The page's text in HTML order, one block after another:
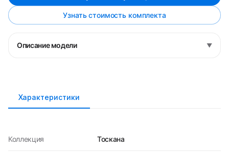
Узнать стоимость комплекта
Описание модели ▼
Характеристики
Коллекция Тоскана